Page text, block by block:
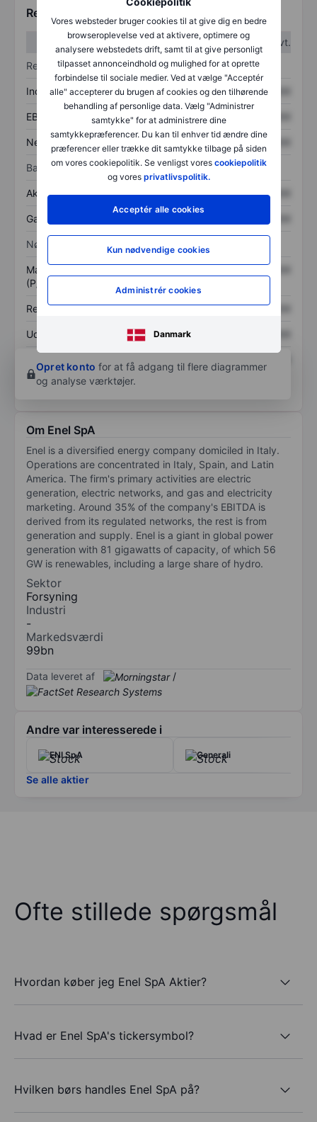
Vores websteder bruger cookies til at give dig en bedre
browseroplevelse ved at aktivere, optimere og
analysere webstedets drift, samt til at give personligt
tilpasset annonceindhold og mulighed for at oprette
forbindelse til sociale medier. Ved at vælge "Acceptér
alle" accepterer du brugen af cookies og den tilhørende
behandling af personlige data. Vælg "Administrer
samtykke" for at administrere dine
samtykkepræferencer. Du kan til enhver tid ændre dine
præferencer eller trække dit samtykke tilbage på siden
om vores cookiepolitik. Se venligst vores cookiepolitik
og vores privatlivspolitik.
Acceptér alle cookies
Kun nødvendige cookies
Administrér cookies
Danmark
Regnskabstal
1. kvt.
2. kvt.
Resultatopgørelse
Indtægter XXXXXXX XXXXXXX
EBITDA XXXXXXX
Nettoresultat
Balance
Aktiver i alt XXXXXXX XXXXXXX
Gæld
Nøgletal
Markedsværdi/omsætning
(P/S)
Resultat pr. aktie (EPS) XXXXXXX XXXXXXX
Udbytte pr. aktie XXXXXXX
Opret konto for at få adgang til flere diagrammer
og analyse værktøjer.
Om Enel SpA
Enel is a diversified energy company domiciled in Italy.
Operations are concentrated in Italy, Spain, and Latin
America. The firm's primary activities are electric
generation, electric networks, and gas and electricity
marketing. Around 35% of the company's EBITDA is
derived from its regulated networks, the rest is from
generation and supply. Enel is a giant in global power
generation with 81 gigawatts of capacity, of which 56
GW is renewables, including a large share of hydro.
Sektor
Forsyning
Industri
-
Markedsværdi
99bn
Data leveret af /
Andre var interesserede i
ENI SpA Generali
Se alle aktier
Ofte stillede spørgsmål
Hvordan køber jeg Enel SpA Aktier?
Hvad er Enel SpA's tickersymbol?
Hvilken børs handles Enel SpA på?